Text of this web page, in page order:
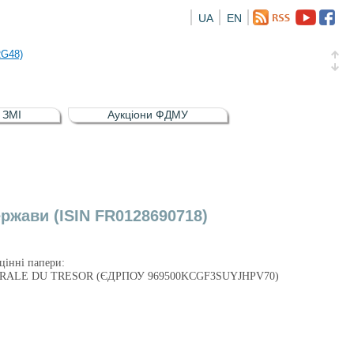
EN
UA
відсоткова електронна іменна (ISIN UA5000016726)
(ISIN UA4000232607)
відсоткова електронна іменна (ISIN UA5000016726)
ЗМІ Аукціони ФДМУ
(ISIN FR0128690718)
папери:
DU TRESOR (ЄДРПОУ 969500KCGF3SUYJHPV70)